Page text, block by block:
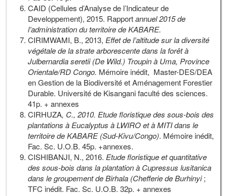
CAID (Cellules d’Analyse de l’Indicateur de
Developpement), 2015. Rapportannuel 2015 de
l’administration du territoire de KABARE.
CIRIMWAMI, B., 2013, Effet de l’altitude sur la diversité
végétale de la strate arborescente dans la forêt à
Julbernardia seretii (De Wild.) Troupin à Uma, Province
Orientale/RD Congo. Mémoire inédit, Master-DES/DEA
en Gestion de la Biodiversité et Aménagement Forestier
Durable. Université de Kisangani faculté des sciences.
41p. + annexes
CIRHUZA, C., 2010. Etude floristique des sous-bois des
plantations à Eucalyptus à LWIRO et à MITI dans le
territoire de KABARE (Sud-Kivu/Congo). Mémoire inédit,
Fac. Sc. U.O.B. 45p. +annexes.
CISHIBANJI, N., 2016. Etude floristique et quantitative
des sous-bois dans la plantation à Cupressus lusitanica
dans le groupement de Birhala (Chefferie de Burhinyi;
TFC inédit. Fac. Sc. U.O.B. 32p. + annexes